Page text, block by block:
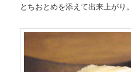
とちおとめを添えて出来上がり。